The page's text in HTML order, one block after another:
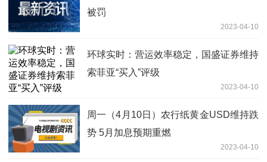
被罚
2023-04-10
环球实时：营运效率稳定，国盛证券维持
索菲亚“买入”评级
2023-04-10
周一（4月10日）农行纸黄金USD维持跌
势 5月加息预期重燃
2023-04-10